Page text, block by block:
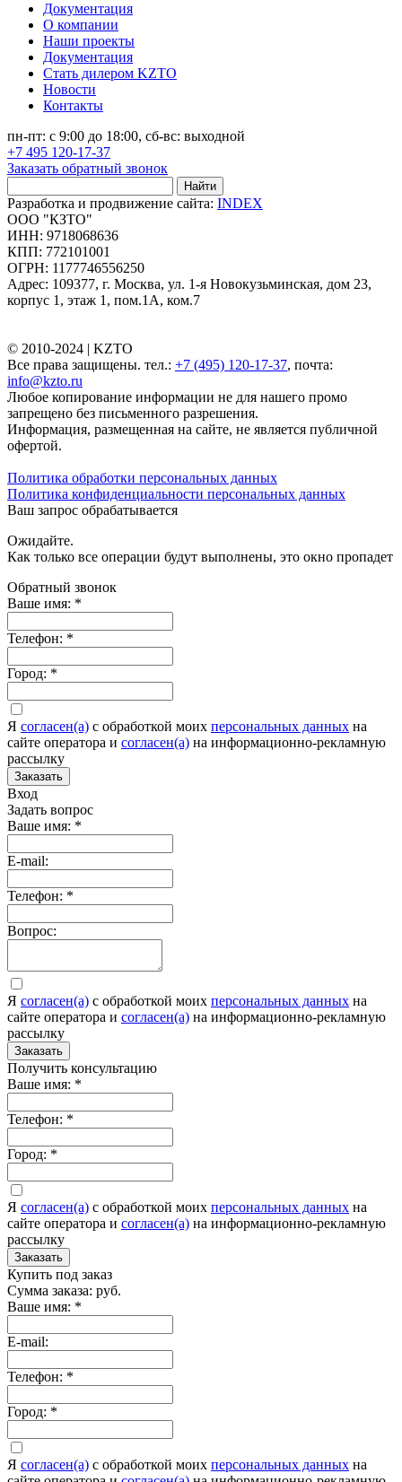
Документация
О компании
Наши проекты
Документация
Стать дилером KZTO
Новости
Контакты
пн-пт: с 9:00 до 18:00, сб-вс: выходной
+7 495 120-17-37
Заказать обратный звонок
Найти
Разработка и продвижение сайта: INDEX
ООО "КЗТО"
ИНН: 9718068636
КПП: 772101001
ОГРН: 1177746556250
Адрес: 109377, г. Москва, ул. 1-я Новокузьминская, дом 23,
корпус 1, этаж 1, пом.1А, ком.7
© 2010-2024 | KZTO
Все права защищены. тел.: +7 (495) 120-17-37, почта:
info@kzto.ru
Любое копирование информации не для нашего промо
запрещено без письменного разрешения.
Информация, размещенная на сайте, не является публичной
офертой.
Политика обработки персональных данных
Политика конфиденциальности персональных данных
Ваш запрос обрабатывается
Ожидайте.
Как только все операции будут выполнены, это окно пропадет
Обратный звонок
Ваше имя: *
Телефон: *
Город: *
Я согласен(а) c обработкой моих персональных данных на
сайте оператора и согласен(а) на информационно-рекламную
рассылку
Заказать
Вход
Задать вопрос
Ваше имя: *
E-mail:
Телефон: *
Вопрос:
Я согласен(а) c обработкой моих персональных данных на
сайте оператора и согласен(а) на информационно-рекламную
рассылку
Заказать
Получить консультацию
Ваше имя: *
Телефон: *
Город: *
Я согласен(а) c обработкой моих персональных данных на
сайте оператора и согласен(а) на информационно-рекламную
рассылку
Заказать
Купить под заказ
Сумма заказа: руб.
Ваше имя: *
E-mail:
Телефон: *
Город: *
Я согласен(а) c обработкой моих персональных данных на